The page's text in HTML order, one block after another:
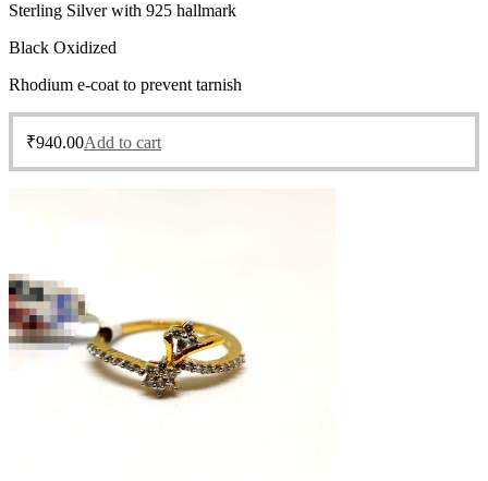
Sterling Silver with 925 hallmark
Black Oxidized
Rhodium e-coat to prevent tarnish
₹940.00Add to cart